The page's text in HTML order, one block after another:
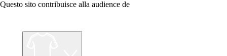
Questo sito contribuisce alla audience de